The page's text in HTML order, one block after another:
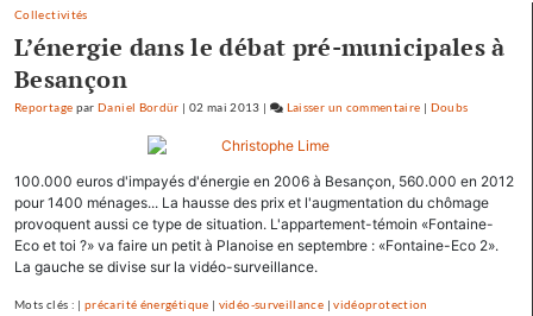
Collectivités
L’énergie dans le débat pré-municipales à
Besançon
Reportage parDaniel Bordür | 02 mai 2013 | Laisser un commentaire on
se
ressource
à
Avoudrey
| Doubs
100.000 euros d'impayés d'énergie en 2006 à Besançon, 560.000 en 2012
pour 1400 ménages... La hausse des prix et l'augmentation du chômage
provoquent aussi ce type de situation. L'appartement-témoin «Fontaine-
Eco et toi ?» va faire un petit à Planoise en septembre : «Fontaine-Eco 2».
La gauche se divise sur la vidéo-surveillance.
Mots clés : |précarité énergétique | vidéo-surveillance |vidéoprotection